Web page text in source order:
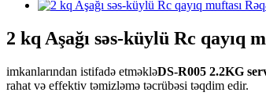
2 kq Aşağı səs-küylü Rc qayıq
imkanlarından istifadə etməkləDS-R005 2.2KG
rahat və effektiv təmizləmə təcrübəsi təqdim edir.